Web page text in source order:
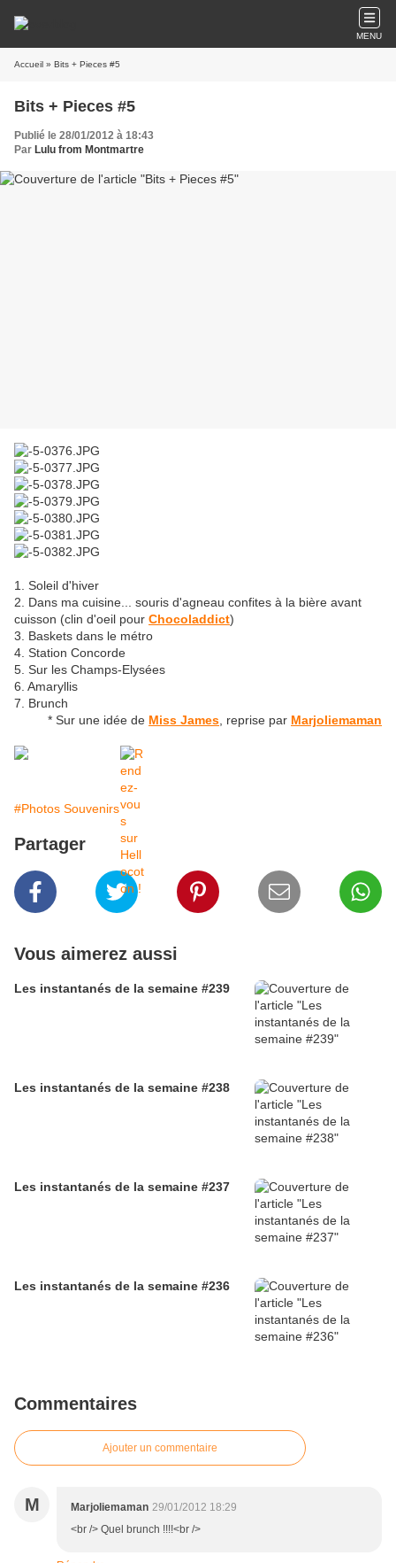
MENU
Accueil » Bits + Pieces #5
Bits + Pieces #5
Publié le 28/01/2012 à 18:43
Par Lulu from Montmartre
1. Soleil d'hiver
2. Dans ma cuisine... souris d'agneau confites à la bière avant
cuisson (clin d'oeil pour Chocoladdict)
3. Baskets dans le métro
4. Station Concorde
5. Sur les Champs-Elysées
6. Amaryllis
7. Brunch
* Sur une idée de Miss James , reprise par Marjoliemaman
#Photos Souvenirs
Partager
Vous aimerez aussi
Les instantanés de la semaine #239
Les instantanés de la semaine #238
Les instantanés de la semaine #237
Les instantanés de la semaine #236
Commentaires
Ajouter un commentaire
M Marjoliemaman 29/01/2012 18:29
<br /> Quel brunch !!!!<br />